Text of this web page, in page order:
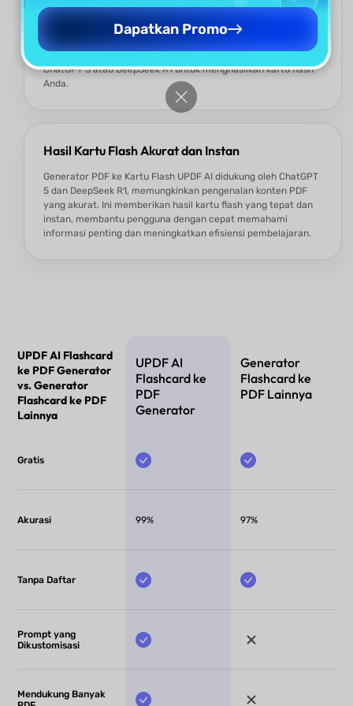
Anda dapat menggunakannya secara gratis—tanpa perlu
mendaftar—untuk 100 prompt pertama. Tidak ada
ChatGPT 5 atau DeepSeek R1 untuk menghasilkan kartu flash
Anda.
Hasil Kartu Flash Akurat dan Instan
Generator PDF ke Kartu Flash UPDF AI didukung oleh ChatGPT
5 dan DeepSeek R1, memungkinkan pengenalan konten PDF
yang akurat. Ini memberikan hasil kartu flash yang tepat dan
instan, membantu pengguna dengan cepat memahami
informasi penting dan meningkatkan efisiensi pembelajaran.
UPDF AI Flashcard
ke PDF Generator
vs. Generator
Flashcard ke PDF
Lainnya
UPDF AI
Flashcard ke
PDF
Generator
Generator
Flashcard ke
PDF Lainnya
Gratis
Akurasi 99% 97%
Tanpa Daftar
Prompt yang
Dikustomisasi
Mendukung Banyak
Dapatkan Promo